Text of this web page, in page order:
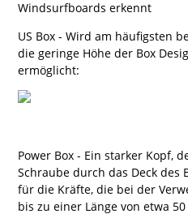
Windsurfboards erkennt
US Box - Wird am häufigsten
die geringe Höhe der Box
ermöglicht:
Power Box - Ein starker Kopf,
Schraube durch das Deck des
für die Kräfte, die bei der
bis zu einer Länge von etwa